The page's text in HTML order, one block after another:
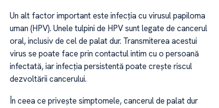
Un alt factor important este infecția cu virusul papiloma
uman (HPV). Unele tulpini de HPV sunt legate de cancerul
oral, inclusiv de cel de palat dur. Transmiterea acestui
virus se poate face prin contactul intim cu o persoană
infectată, iar infecția persistentă poate crește riscul
dezvoltării cancerului.
În ceea ce privește simptomele, cancerul de palat dur